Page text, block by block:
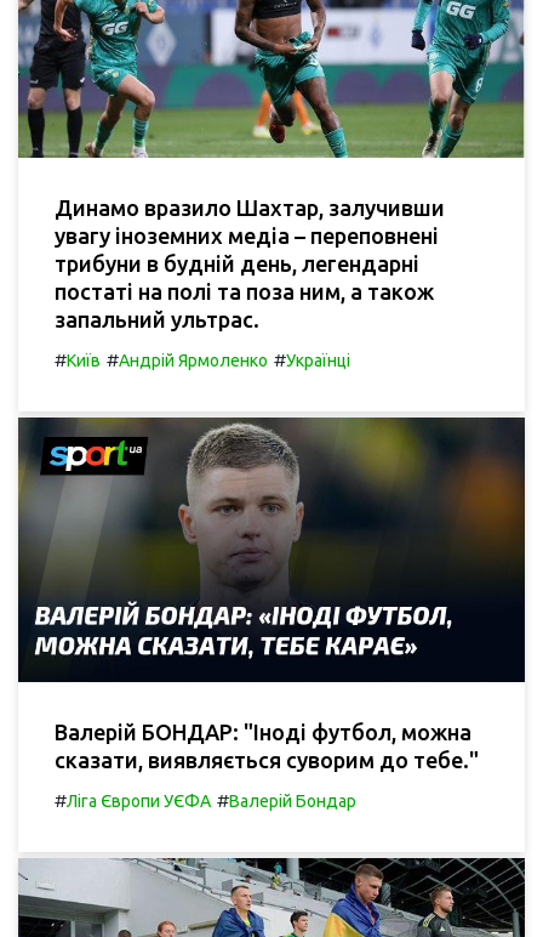
Динамо вразило Шахтар, залучивши
увагу іноземних медіа – переповнені
трибуни в будній день, легендарні
постаті на полі та поза ним, а також
запальний ультрас.
#Київ #Андрій Ярмоленко #Українці
Валерій БОНДАР: "Іноді футбол, можна
сказати, виявляється суворим до тебе."
#Ліга Європи УЄФА #Валерій Бондар